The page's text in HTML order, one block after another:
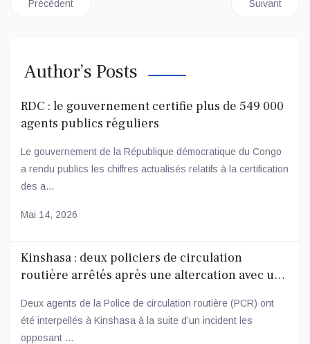
Article précédent : ECONOMIE MONDIALE: GUERRE
Précédent Article
Suivant
Author’s Posts
RDC : le gouvernement certifie plus de 549 000
agents publics réguliers
Le gouvernement de la République démocratique du Congo
a rendu publics les chiffres actualisés relatifs à la certification
des a...
Mai 14, 2026
Kinshasa : deux policiers de circulation
routière arrêtés après une altercation avec un
Deux agents de la Police de circulation routière (PCR) ont
été interpellés à Kinshasa à la suite d’un incident les
opposant ...